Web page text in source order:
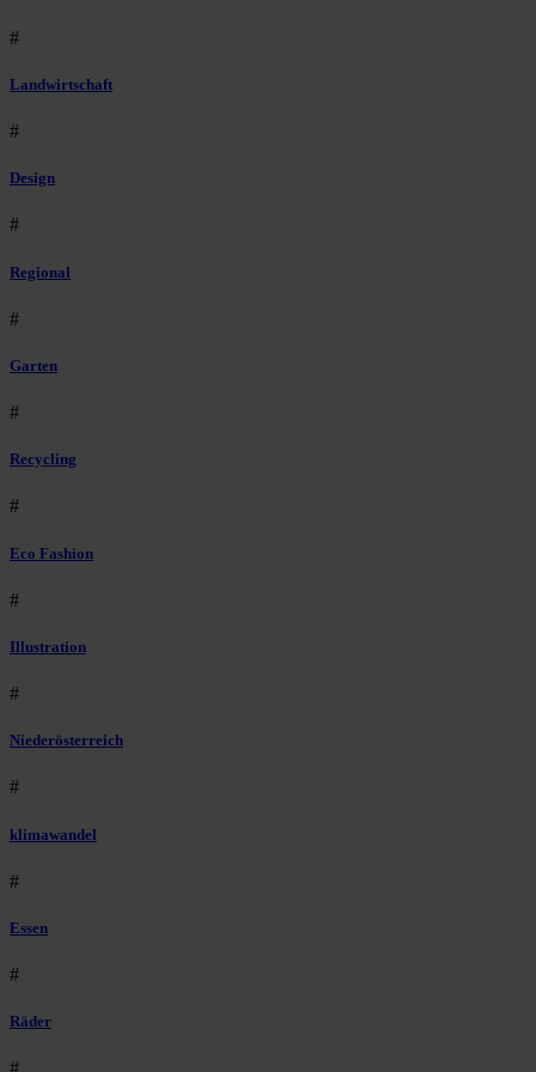
#
Landwirtschaft
#
Design
#
Regional
#
Garten
#
Recycling
#
Eco Fashion
#
Illustration
#
Niederösterreich
#
klimawandel
#
Essen
#
Räder